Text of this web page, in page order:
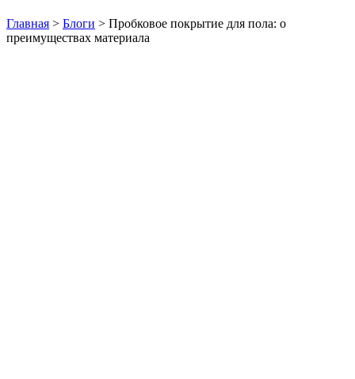
Главная > Блоги > Пробковое покрытие для пола: о
преимуществах материала